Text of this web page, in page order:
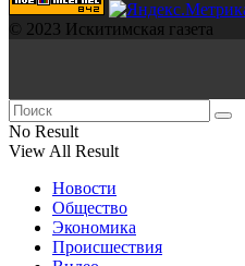
© 2023 Искитимская газета
No Result
View All Result
Новости
Общество
Экономика
Происшествия